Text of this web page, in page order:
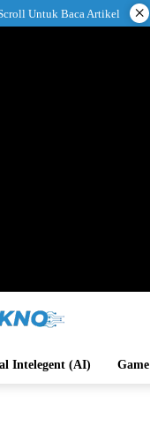
Untuk Baca Artikel ×
Intelegent (AI) Game